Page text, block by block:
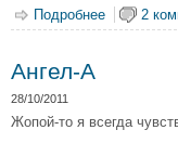
Подробнее о
состоянии
2
Ангел-А
28/10/2011
Жопой-то я всегда